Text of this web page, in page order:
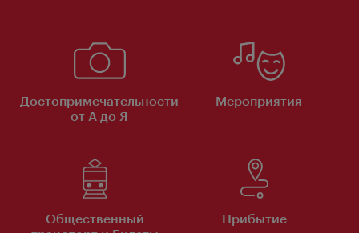
Достопримечательности
от А до Я
Мероприятия
Общественный
Прибытие